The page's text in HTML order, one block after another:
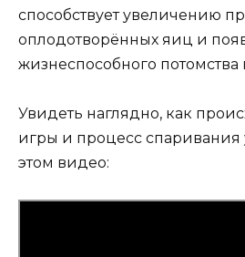
способствует увеличению
оплодотворённых яиц и
жизнеспособного
Увидеть наглядно, как
игры и процесс спаривания
этом видео: